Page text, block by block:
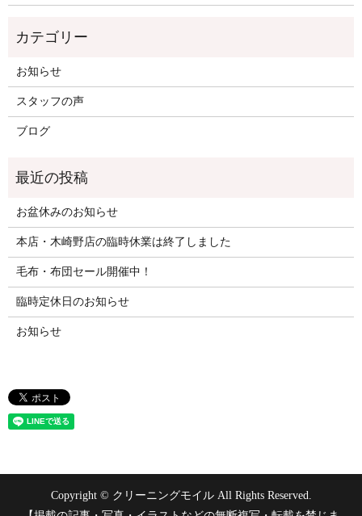
お知らせ
スタッフの声
ブログ
お盆休みのお知らせ
本店・木崎野店の臨時休業は終了しました
毛布・布団セール開催中！
臨時定休日のお知らせ
お知らせ
Copyright © クリーニングモイル All Rights Reserved.